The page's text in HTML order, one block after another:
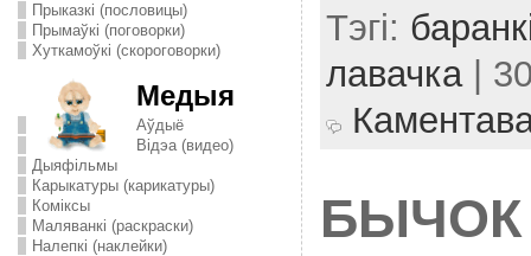
Прыказкі (пословицы)
Прымаўкі (поговорки)
Хуткамоўкі (скороговорки)
Медыя
Аўдыё
Відэа (видео)
Дыяфільмы
Карыкатуры (карикатуры)
Комiксы
Маляванкі (раскраски)
Налепкі (наклейки)
Тэгі:
лавачка|
БЫЧОК